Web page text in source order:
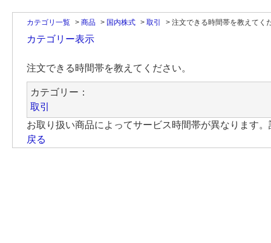
カテゴリ一覧 > 商品 > 国内株式 > 取引 > 注文できる時間帯を教えてく
カテゴリー表示
注文できる時間帯を教えてください。
カテゴリー：
取引
お取り扱い商品によってサービス時間帯が異なります
戻る